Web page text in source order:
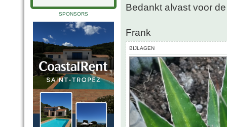
SPONSORS
Bedankt alvast voor
Frank
BIJLAGEN